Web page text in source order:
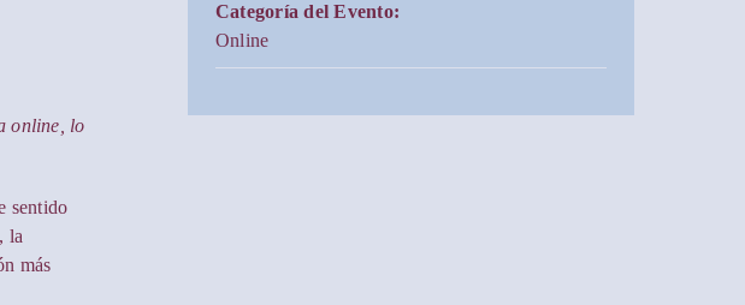
online, lo
sentido
la
más
Categoría del Evento:
Online